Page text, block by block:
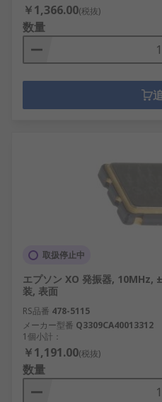
￥1,366.00(税抜)
数量
取扱停止中
エプソン XO 発振器, 10MHz,
装, 表面
RS品番 478-5115
メーカー型番 Q3309CA40013312
1個小計：
￥1,191.00(税抜)
数量